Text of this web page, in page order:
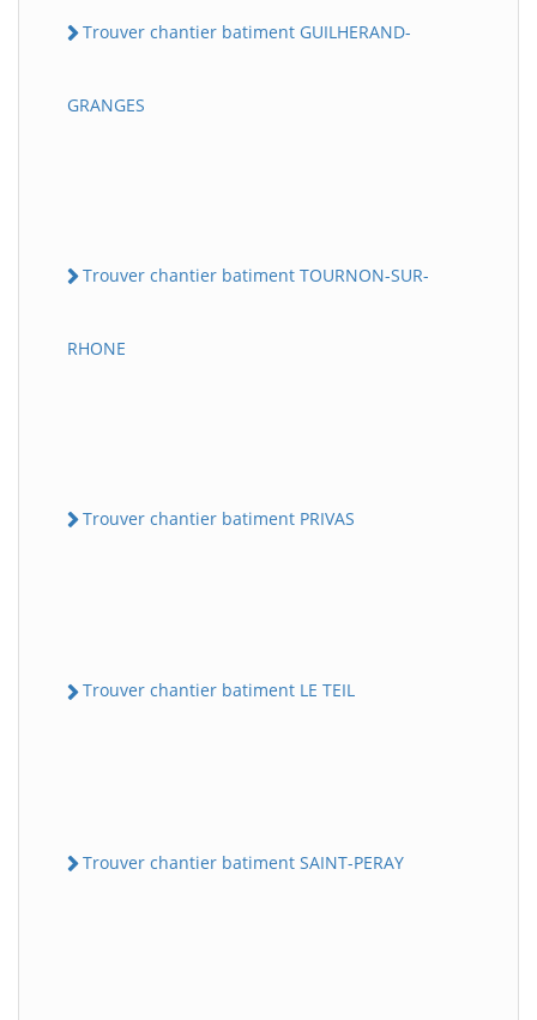
Trouver chantier batiment GUILHERAND-
GRANGES
Trouver chantier batiment TOURNON-SUR-
RHONE
Trouver chantier batiment PRIVAS
Trouver chantier batiment LE TEIL
Trouver chantier batiment SAINT-PERAY